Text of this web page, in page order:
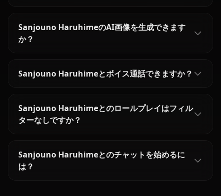
Sanjouno HaruhimeのAI画像を生成できます
か？
Sanjouno Haruhimeとボイス通話できますか？
Sanjouno Haruhimeとのロールプレイはフィル
ターなしですか？
Sanjouno Haruhimeとのチャットを始めるに
は？